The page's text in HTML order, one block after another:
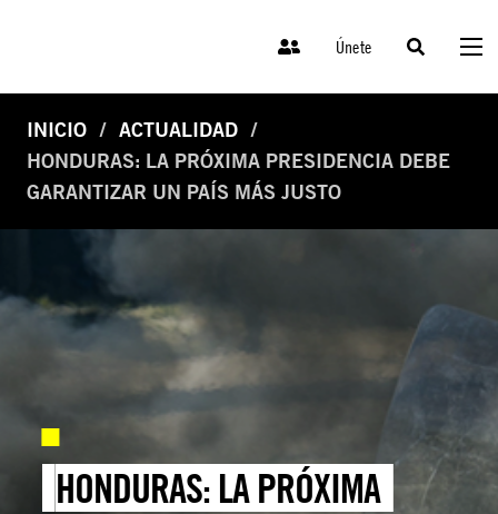
Únete
INICIO
ACTUALIDAD
HONDURAS: LA PRÓXIMA PRESIDENCIA DEBE
GARANTIZAR UN PAÍS MÁS JUSTO
HONDURAS: LA PRÓXIMA